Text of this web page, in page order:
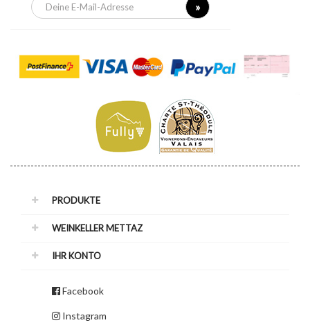
PRODUKTE
WEINKELLER METTAZ
IHR KONTO
Facebook
Instagram